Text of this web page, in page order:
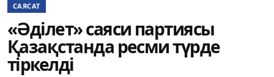
САЯСАТ
«Әділет» саяси партиясы
Қазақстанда ресми түрде
тіркелді